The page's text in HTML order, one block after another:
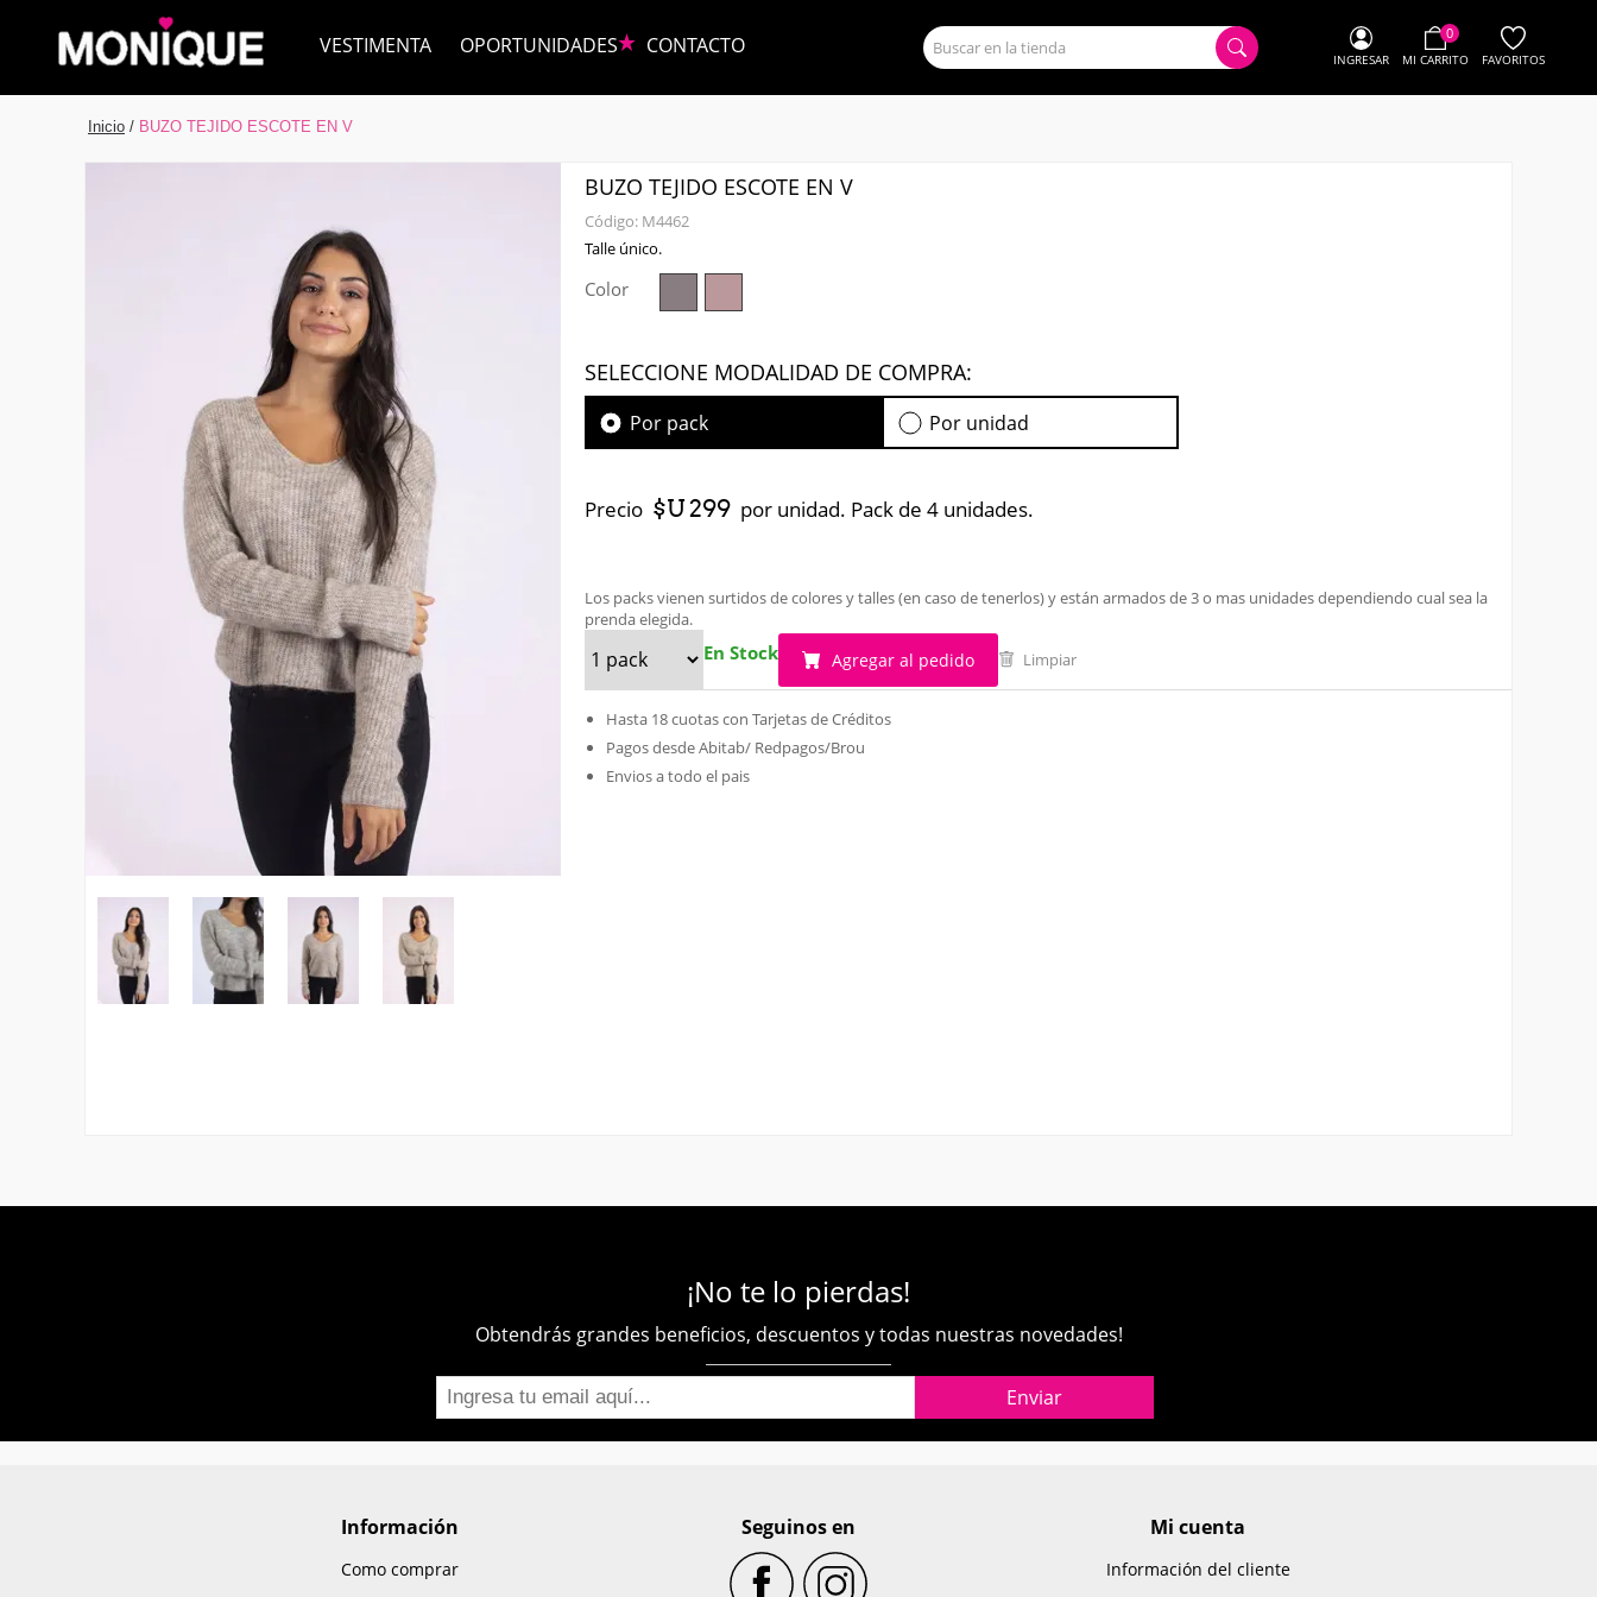
0
MI CARRITO FAVORITOS
INGRESAR
VESTIMENTA OPORTUNIDADES CONTACTO
Inicio / BUZO TEJIDO ESCOTE EN V
BUZO TEJIDO ESCOTE EN V
Código: M4462
Talle único.
Color
SELECCIONE MODALIDAD DE COMPRA:
Por pack Por unidad
Precio $U 299 por unidad. Pack de 4 unidades.
Los packs vienen surtidos de colores y talles (en caso de tenerlos) y están armados de 3 o mas unidades dependiendo cual sea la
prenda elegida.
En Stock Agregar al pedido Limpiar
Hasta 18 cuotas con Tarjetas de Créditos
Pagos desde Abitab/ Redpagos/Brou
Envios a todo el pais
¡No te lo pierdas!
Obtendrás grandes beneficios, descuentos y todas nuestras novedades!
Información
Como comprar
Seguinos en Mi cuenta
Información del cliente